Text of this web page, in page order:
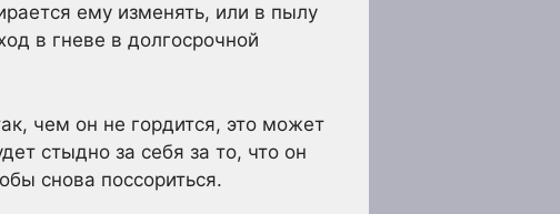
ему изменять, или в пылу
в гневе в долгосрочной
чем он не гордится, это может
стыдно за себя за то, что он
снова поссориться.